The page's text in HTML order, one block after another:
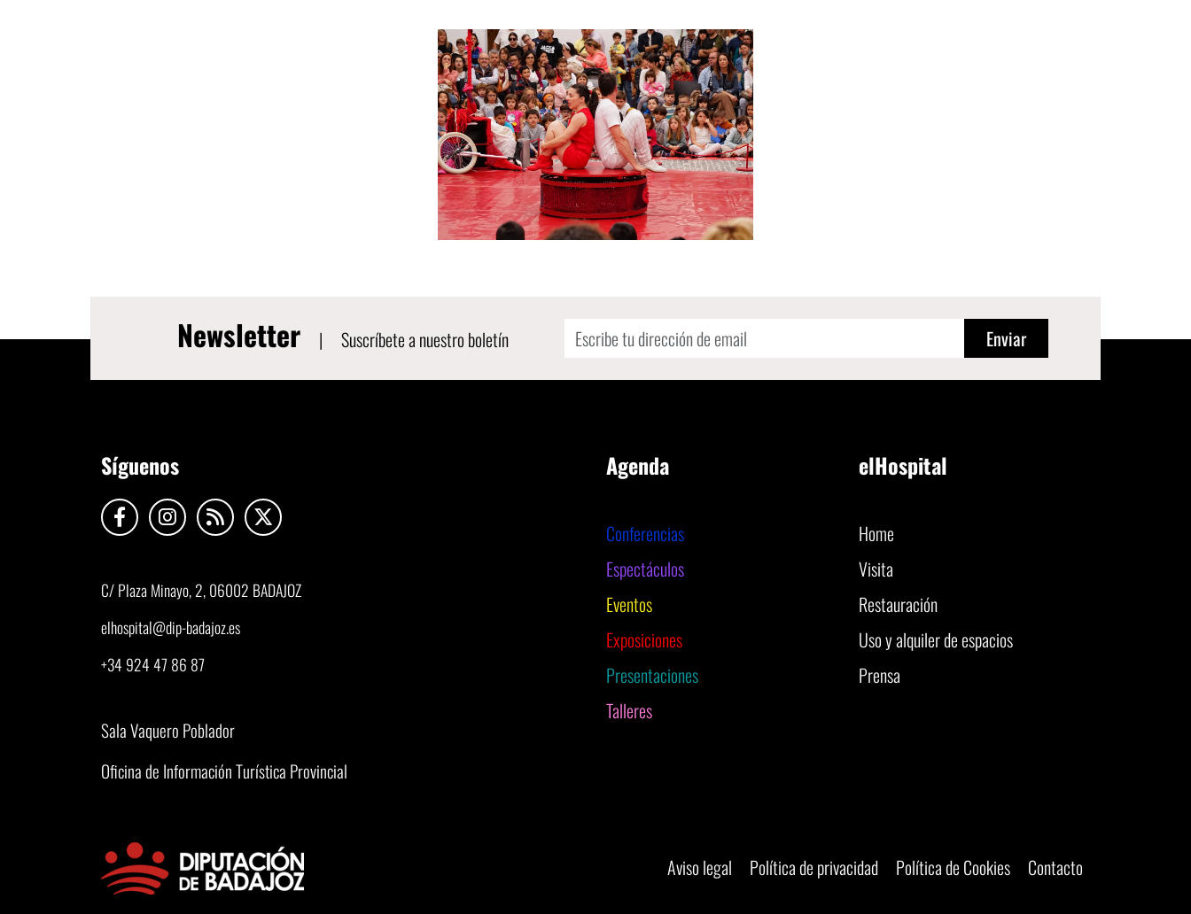
Newsletter | Suscríbete a nuestro boletín Enviar
Síguenos
C/ Plaza Minayo, 2, 06002 BADAJOZ
elhospital@dip-badajoz.es
+34 924 47 86 87
Sala Vaquero Poblador
Oficina de Información Turística Provincial
Agenda
Conferencias
Espectáculos
Eventos
Exposiciones
Presentaciones
Talleres
elHospital
Home
Visita
Restauración
Uso y alquiler de espacios
Prensa
Aviso legal Política de privacidad Política de Cookies Contacto